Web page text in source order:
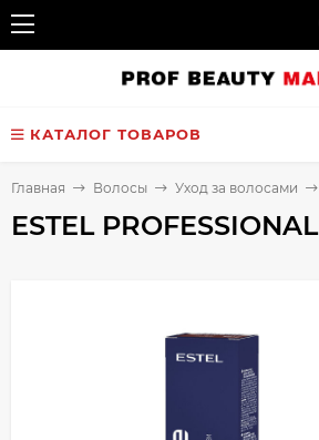
КАТАЛОГ ТОВАРОВ
Главная Волосы Уход за волосами
ESTEL PROFESSIONAL